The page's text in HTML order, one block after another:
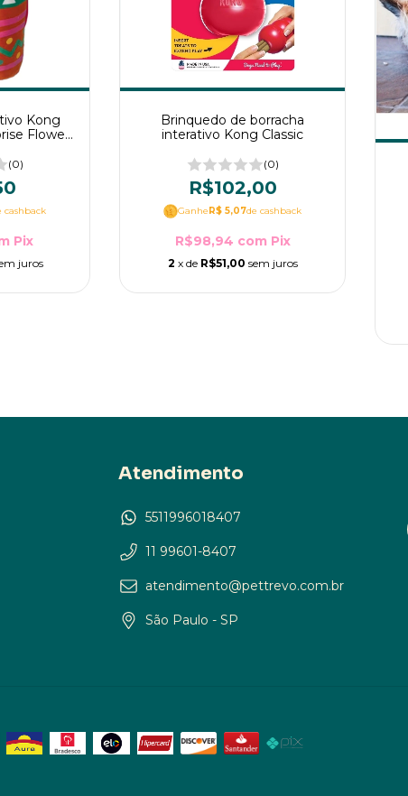
Kong
Flower
(0)
cashback
Pix
juros
Brinquedo de borracha
interativo Kong Classic
(0)
R$102,00
Ganhe R$ 5,07de cashback
R$98,94 com Pix
2 x de R$51,00 sem juros
Atendimento
5511996018407
11 99601-8407
atendimento@pettrevo.com.br
São Paulo - SP